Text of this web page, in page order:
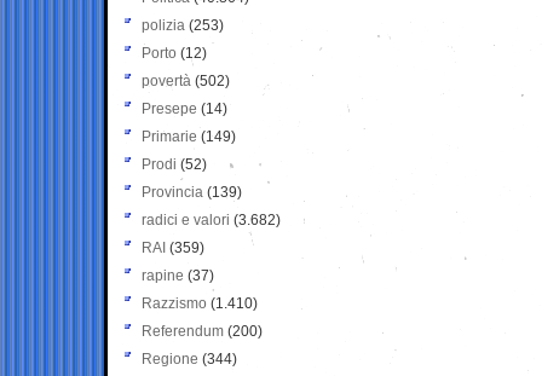
polizia (253)
Porto (12)
povertà (502)
Presepe (14)
Primarie (149)
Prodi (52)
Provincia (139)
radici e valori (3.682)
RAI (359)
rapine (37)
Razzismo (1.410)
Referendum (200)
Regione (344)